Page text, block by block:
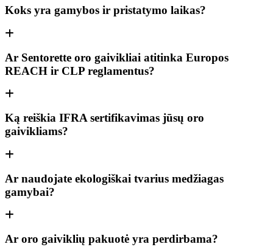
Koks yra gamybos ir pristatymo laikas?
Ar Sentorette oro gaivikliai atitinka Europos
REACH ir CLP reglamentus?
Ką reiškia IFRA sertifikavimas jūsų oro
gaivikliams?
Ar naudojate ekologiškai tvarius medžiagas
gamybai?
Ar oro gaiviklių pakuotė yra perdirbama?